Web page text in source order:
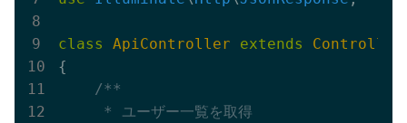
class ApiController extends
Controller
{
/**
     * ユーザー一覧を取得